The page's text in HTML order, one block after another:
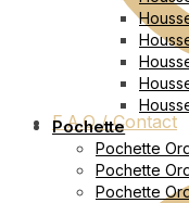
F.A.Q / Contact
Pochette
Pochette
Pochette
Pochette